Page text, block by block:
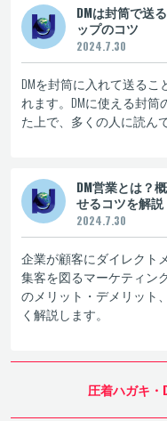
DMは封筒で送
ップのコツ
2024.7.30
DMを封筒に入れて送る
れます。DMに使える封
た上で、多くの人に読ん
DM営業とは？
せるコツを解説
2024.7.30
企業が顧客にダイレクト
集客を図るマーケティン
のメリット・デメリット
く解説します。
圧着ハガキ・